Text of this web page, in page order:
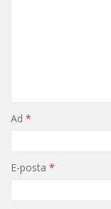
Ad *
E-posta *